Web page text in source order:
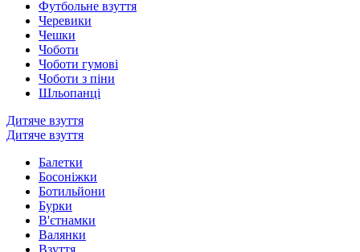
Футбольне взуття
Черевики
Чешки
Чоботи
Чоботи гумові
Чоботи з піни
Шльопанці
Дитяче взуття
Дитяче взуття
Балетки
Босоніжки
Ботильйони
Бурки
В'єтнамки
Валянки